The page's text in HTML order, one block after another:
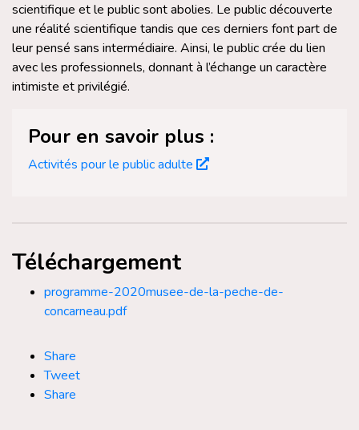
scientifique et le public sont abolies. Le public découverte
une réalité scientifique tandis que ces derniers font part de
leur pensé sans intermédiaire. Ainsi, le public crée du lien
avec les professionnels, donnant à l’échange un caractère
intimiste et privilégié.
Pour en savoir plus :
Activités pour le public adulte
Téléchargement
programme-2020musee-de-la-peche-de-
concarneau.pdf
Share
Tweet
Share